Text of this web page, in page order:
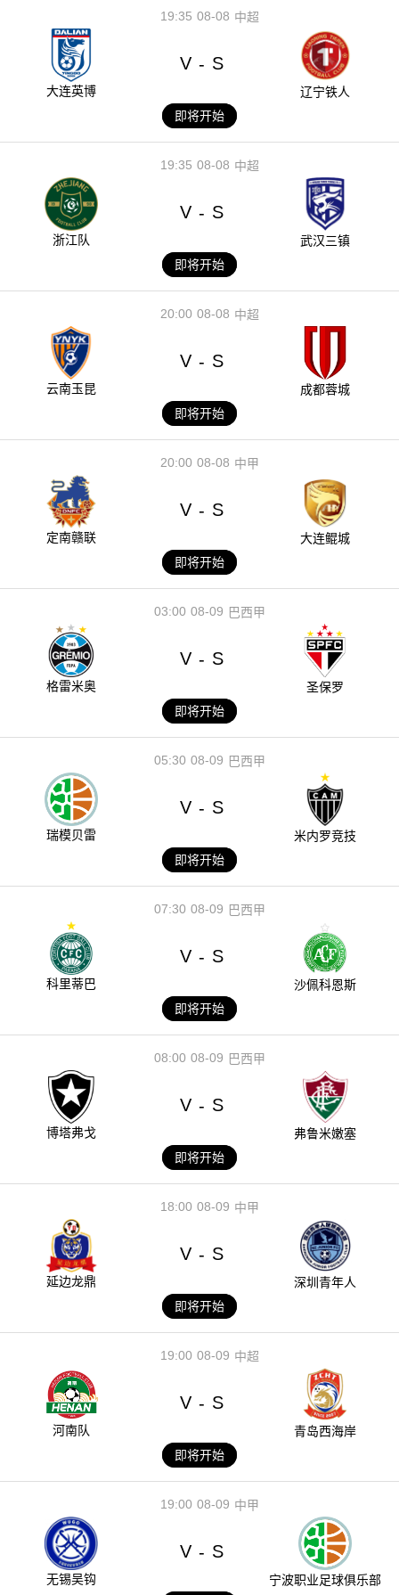
08-08
19:35 中超
大连英博
V - S
辽宁铁人
即将开始
08-08
19:35 中超
浙江队
V - S
武汉三镇
即将开始
08-08
20:00 中超
云南玉昆
V - S
成都蓉城
即将开始
08-08
20:00 中甲
定南赣联
V - S
大连鲲城
即将开始
08-09
03:00 巴西甲
格雷米奥
V - S
圣保罗
即将开始
08-09
05:30 巴西甲
瑞模贝雷
V - S
米内罗竞技
即将开始
08-09
07:30 巴西甲
科里蒂巴
V - S
沙佩科恩斯
即将开始
08-09
08:00 巴西甲
博塔弗戈
V - S
弗鲁米嫩塞
即将开始
08-09
18:00 中甲
延边龙鼎
V - S
深圳青年人
即将开始
08-09
19:00 中超
河南队
V - S
青岛西海岸
即将开始
08-09
19:00 中甲
无锡吴钩
V - S
宁波职业足球俱乐部